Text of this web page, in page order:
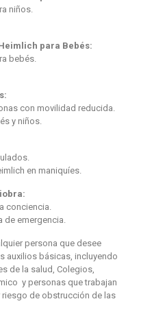
niños.
para Bebés:
bebés.
con movilidad reducida.
y niños.
en maniquíes.
conciencia.
emergencia.
persona que desee
auxilios básicas, incluyendo
de la salud, Colegios,
y personas que trabajan
riesgo de obstrucción de las